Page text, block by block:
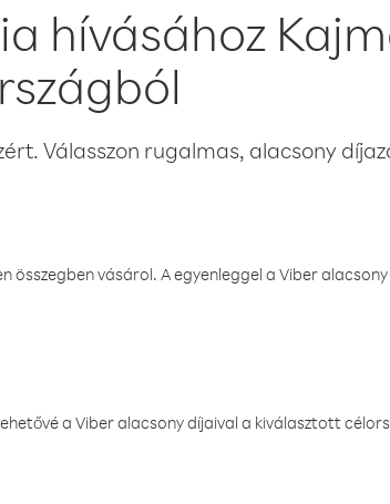
hívásához
Válasszon rugalmas, alacsony
összegben vásárol. A egyenleggel a Viber
a Viber alacsony díjaival a kiválasztott